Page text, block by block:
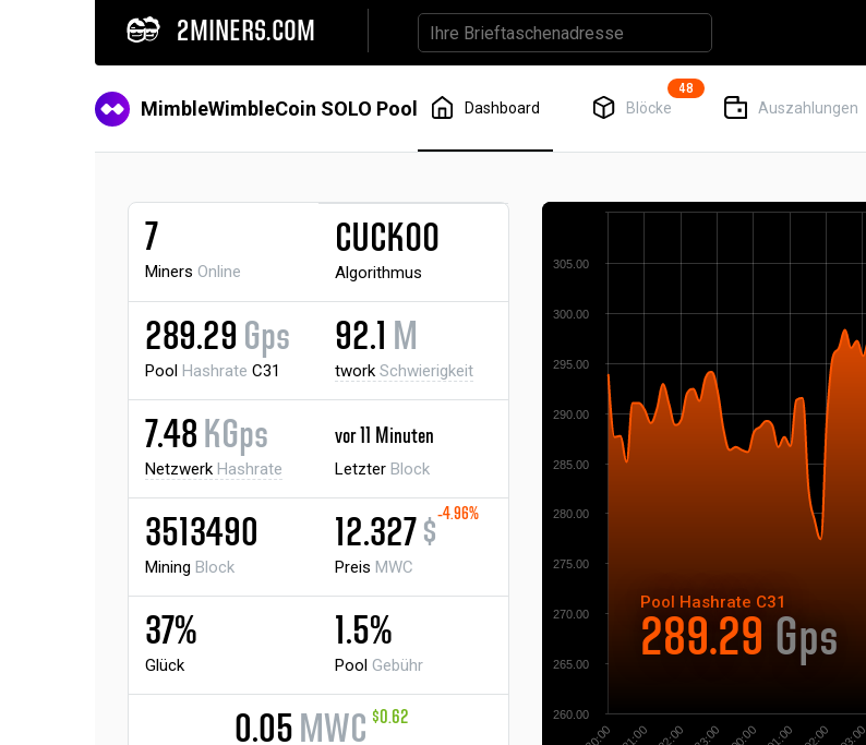
2MINERS.COM
MimbleWimbleCoin SOLO Pool Dashboard Blöcke
48
Auszahlungen
7
Miners Online
CUCKOO
Algorithmus
289.29 Gps
Pool Hashrate C31
92.1 M
twork Schwierigkeit
7.48 KGps
Netzwerk Hashrate
vor 11 Minuten
Letzter Block
3513490
Mining Block
12.327$-4.96%
Preis MWC
37%
Glück
1.5%
Pool Gebühr
0.05 MWC $0.62
Pool Hashrate C31
289.29 Gps
20:00 21:00 22:00 23:00 00:00 01:00 02:00 03:00
260.00
265.00
270.00
275.00
280.00
285.00
290.00
295.00
300.00
305.00